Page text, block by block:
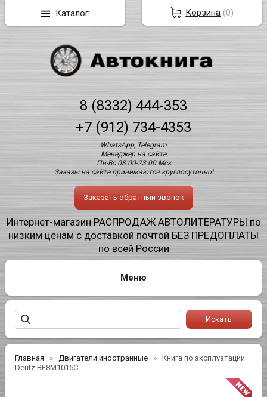
8 (8332) 444-353
+7 (912) 734-4353
WhatsApp, Telegram
Менеджер на сайте
Пн-Вс 08:00-23:00 Мск
Заказы на сайте принимаются круглосуточно!
Заказать обратный звонок
Интернет-магазин РАСПРОДАЖ АВТОЛИТЕРАТУРЫ по
низким ценам с доставкой почтой БЕЗ ПРЕДОПЛАТЫ
по всей России
Главная Двигатели иностранные
Книга по эксплуатации
Deutz BF8M1015C
Корзина (0)
Каталог